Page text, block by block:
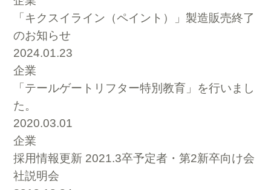
「キクスイライン（ペイント）」製造販売終了
のお知らせ
2024.01.23
企業
「テールゲートリフター特別教育」を行いまし
た。
2020.03.01
企業
採用情報更新 2021.3卒予定者・第2新卒向け会
社説明会